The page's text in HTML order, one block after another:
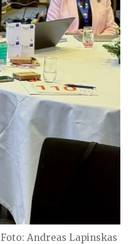
Foto: Andreas Lapinskas